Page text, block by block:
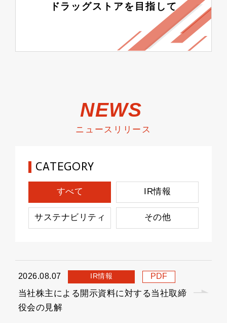
ドラッグストアを目指して
NEWS
ニュースリリース
CATEGORY
すべて IR情報
サステナビリティ その他
2026.08.07 IR情報 PDF
当社株主による開示資料に対する当社取締
役会の見解